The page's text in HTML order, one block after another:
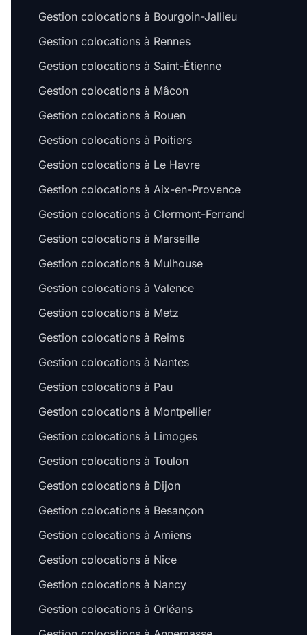
Gestion colocations à Bourgoin-Jallieu
Gestion colocations à Rennes
Gestion colocations à Saint-Étienne
Gestion colocations à Mâcon
Gestion colocations à Rouen
Gestion colocations à Poitiers
Gestion colocations à Le Havre
Gestion colocations à Aix-en-Provence
Gestion colocations à Clermont-Ferrand
Gestion colocations à Marseille
Gestion colocations à Mulhouse
Gestion colocations à Valence
Gestion colocations à Metz
Gestion colocations à Reims
Gestion colocations à Nantes
Gestion colocations à Pau
Gestion colocations à Montpellier
Gestion colocations à Limoges
Gestion colocations à Toulon
Gestion colocations à Dijon
Gestion colocations à Besançon
Gestion colocations à Amiens
Gestion colocations à Nice
Gestion colocations à Nancy
Gestion colocations à Orléans